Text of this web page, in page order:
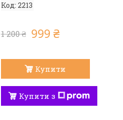
Код: 2213
1 200 ₴ 999 ₴
Купити
Купити з